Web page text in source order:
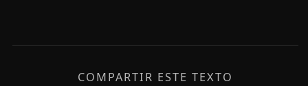
COMPARTIR ESTE TEXTO